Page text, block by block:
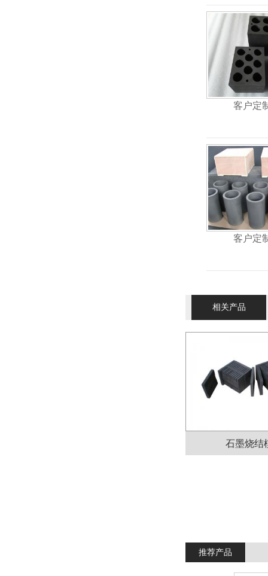
客户定
客户定
相关产品
石墨烧结
推荐产品